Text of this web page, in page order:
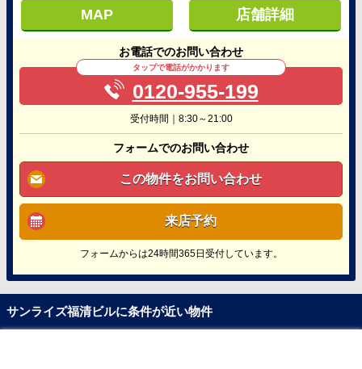
MAP 店舗詳細
お電話でのお問い合わせ
タップで電話がかかります
0120-955-199
受付時間｜8:30～21:00
フォームでのお問い合わせ
この物件をお問い合わせ
来店予約
フォームからは24時間365日受付しています。
サンライズ福清ビルに条件が近い物件